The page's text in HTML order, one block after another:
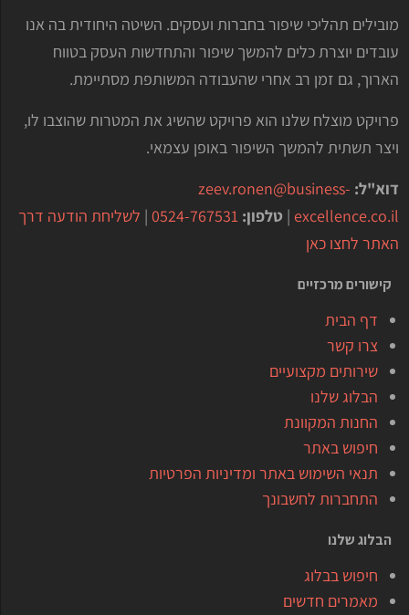
מובילים תהליכי שיפור בחברות ועסקים. השיטה היחודית בה אנו
עובדים יוצרת כלים להמשך שיפור והתחדשות העסק בטווח
הארוך, גם זמן רב אחרי שהעבודה המשותפת מסתיימת.
פרויקט מוצלח שלנו הוא פרויקט שהשיג את המטרות שהוצבו לו,
ויצר תשתית להמשך השיפור באופן עצמאי.
דוא"ל: zeev.ronen@business-
excellence.co.il
| טלפון: 0524-767531
| לשליחת הודעה דרך
האתר לחצו כאן
קישורים מרכזיים
דף הבית
צרו קשר
שירותים מקצועיים
הבלוג שלנו
החנות המקוונת
חיפוש באתר
תנאי השימוש באתר ומדיניות הפרטיות
התחברות לחשבונך
הבלוג שלנו
חיפוש בבלוג
מאמרים חדשים